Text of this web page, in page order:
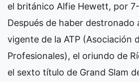
el británico Alfie Hewett, por
Después de haber destronado
vigente de la ATP (Asociación
Profesionales), el oriundo de
el sexto título de Grand Slam